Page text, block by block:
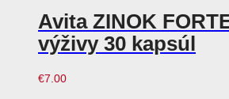
Avita ZINOK
výživy 30 kapsúl
€7.00